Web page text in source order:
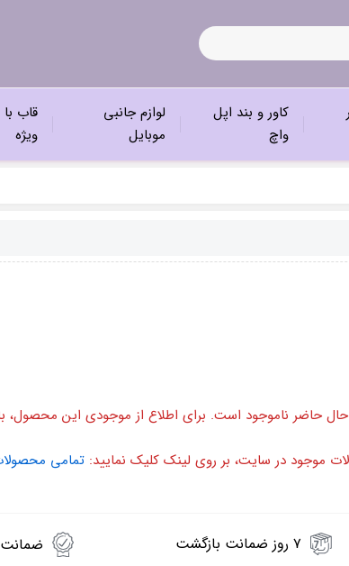
کاور و بند اپل
واچ
لوازم جانبی
موبایل
قاب
ویژه
حاضر ناموجود است. برای اطلاع از موجودی این محصول،
موجود در سایت، بر روی لینک کلیک نمایید:تمامی
۷ روز ضمانت بازگشت ضمانت